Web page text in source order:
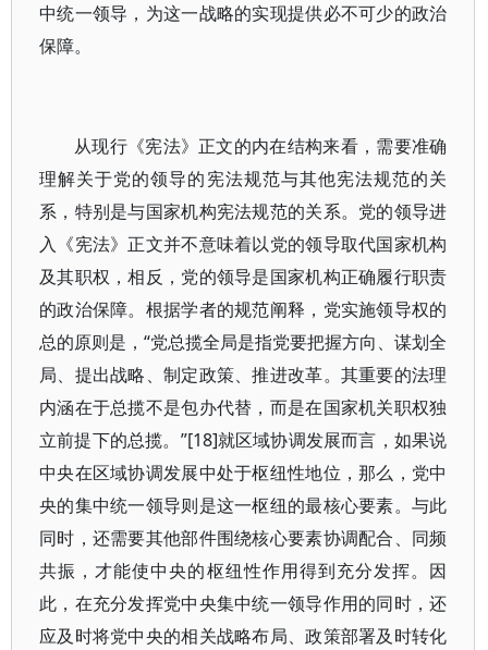
中统一领导，为这一战略的实现提供必不可少的政治
保障。
从现行《宪法》正文的内在结构来看，需要准确
理解关于党的领导的宪法规范与其他宪法规范的关
系，特别是与国家机构宪法规范的关系。党的领导进
入《宪法》正文并不意味着以党的领导取代国家机构
及其职权，相反，党的领导是国家机构正确履行职责
的政治保障。根据学者的规范阐释，党实施领导权的
总的原则是，“党总揽全局是指党要把握方向、谋划全
局、提出战略、制定政策、推进改革。其重要的法理
内涵在于总揽不是包办代替，而是在国家机关职权独
立前提下的总揽。”[18]就区域协调发展而言，如果说
中央在区域协调发展中处于枢纽性地位，那么，党中
央的集中统一领导则是这一枢纽的最核心要素。与此
同时，还需要其他部件围绕核心要素协调配合、同频
共振，才能使中央的枢纽性作用得到充分发挥。因
此，在充分发挥党中央集中统一领导作用的同时，还
应及时将党中央的相关战略布局、政策部署及时转化